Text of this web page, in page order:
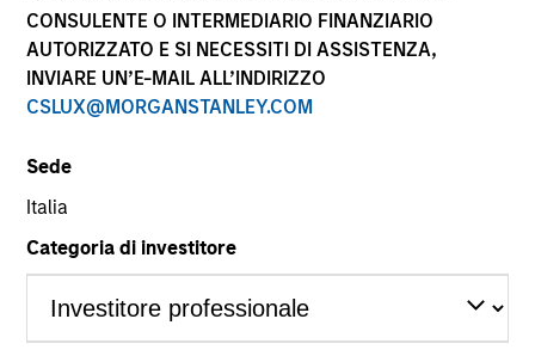
CONSULENTE O INTERMEDIARIO FINANZIARIO
AUTORIZZATO E SI NECESSITI DI ASSISTENZA,
INVIARE UN’E-MAIL ALL’INDIRIZZO
CSLUX@MORGANSTANLEY.COM
Sede
Italia
Categoria di investitore
YEARS OF INDUSTRY EXPERIENCE
28 Years